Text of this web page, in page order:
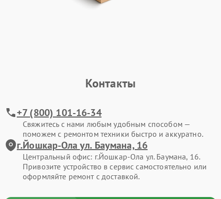
Контакты
+7 (800) 101-16-34
Свяжитесь с нами любым удобным способом —
поможем с ремонтом техники быстро и аккуратно.
г.Йошкар-Ола ул. Баумана, 16
Центральный офис: г.Йошкар-Ола ул. Баумана, 16.
Привозите устройство в сервис самостоятельно или
оформляйте ремонт с доставкой.